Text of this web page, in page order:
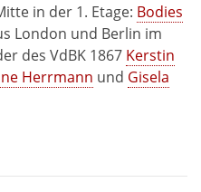
in der 1. Etage: Bodies
London und Berlin im
des VdBK 1867 Kerstin
Herrmann und Gisela